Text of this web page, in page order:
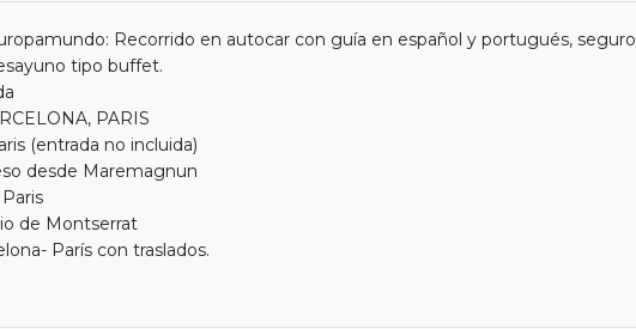
Recorrido en autocar con guía en español y portugués, seguro
tipo buffet.
PARIS
(entrada no incluida)
desde Maremagnun
de Montserrat
París con traslados.